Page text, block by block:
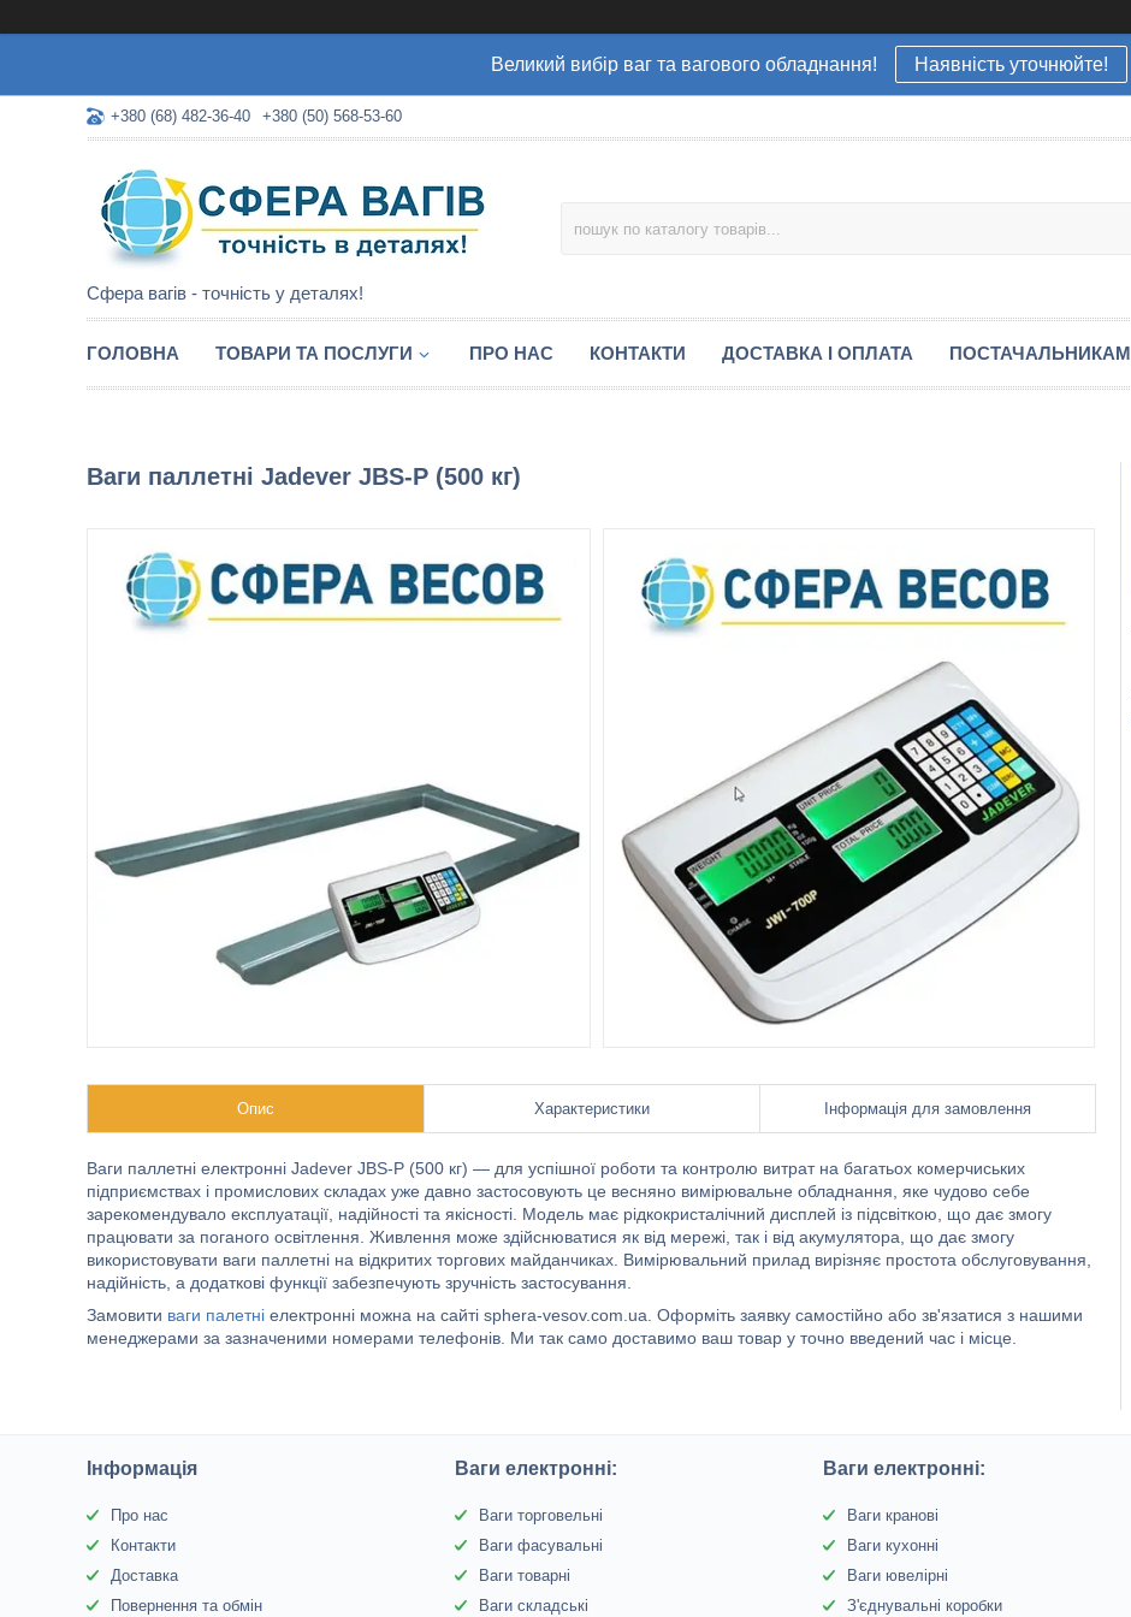
Великий вибір ваг та вагового обладнання! Наявність уточнюйте!
+380 (68) 482-36-40 +380 (50) 568-53-60
Сфера вагів - точність у деталях!
ГОЛОВНА ТОВАРИ ТА ПОСЛУГИ ПРО НАС КОНТАКТИ ДОСТАВКА І ОПЛАТА ПОСТАЧАЛЬНИКАМ
Ваги паллетні Jadever JBS-P (500 кг)
Опис Характеристики Інформація для замовлення
Ваги паллетні електронні Jadever JBS-P (500 кг) — для успішної роботи та контролю витрат на багатьох комерчиських
підприємствах і промислових складах уже давно застосовують це весняно вимірювальне обладнання, яке чудово себе
зарекомендувало експлуатації, надійності та якісності. Модель має рідкокристалічний дисплей із підсвіткою, що дає змогу
працювати за поганого освітлення. Живлення може здійснюватися як від мережі, так і від акумулятора, що дає змогу
використовувати ваги паллетні на відкритих торгових майданчиках. Вимірювальний прилад вирізняє простота обслуговування,
надійність, а додаткові функції забезпечують зручність застосування.
Замовити ваги палетні електронні можна на сайті sphera-vesov.com.ua. Оформіть заявку самостійно або зв'язатися з нашими
менеджерами за зазначеними номерами телефонів. Ми так само доставимо ваш товар у точно введений час і місце.
Інформація
Про нас
Контакти
Доставка
Повернення та обмін
Ваги електронні:
Ваги торговельні
Ваги фасувальні
Ваги товарні
Ваги складські
Ваги електронні:
Ваги кранові
Ваги кухонні
Ваги ювелірні
З'єднувальні коробки